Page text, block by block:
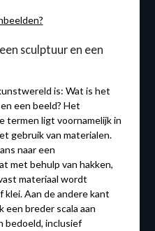
sculptuur en een
is: Wat is het
een beeld? Het
termen ligt voornamelijk in
gebruik van materialen.
naar een
met behulp van hakken,
materiaal wordt
klei. Aan de andere kant
een breder scala aan
bedoeld, inclusief